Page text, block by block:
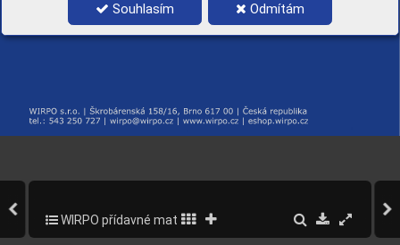
Souhlasím Odmítám
WIRPO přídavné materiály pro svařování a navařování 239